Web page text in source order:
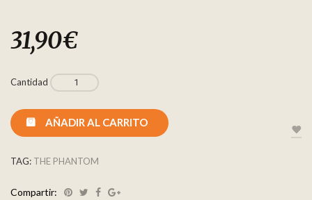
31,90€
Cantidad
AÑADIR AL CARRITO
TAG: THE PHANTOM
Compartir: